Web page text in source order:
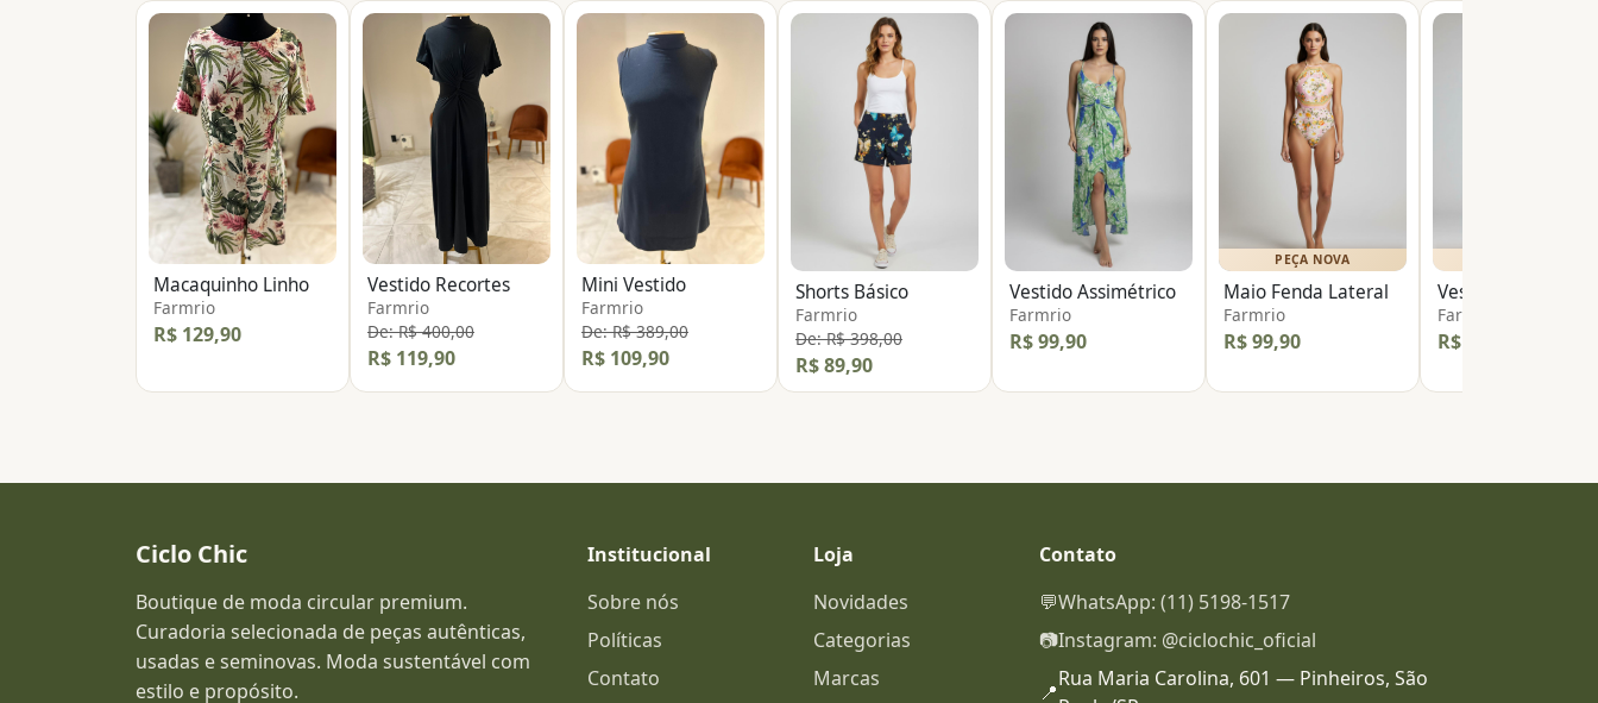
Macaquinho Linho
Farmrio
R$ 129,90
Vestido Recortes
Farmrio
De: R$ 400,00
R$ 119,90
Mini Vestido
Farmrio
De: R$ 389,00
R$ 109,90
Shorts Básico
Farmrio
De: R$ 398,00
R$ 89,90
Vestido Assimétrico
Farmrio
R$ 99,90
PEÇA NOVA
Maio Fenda Lateral
Farmrio
R$ 99,90
Farmrio
R$ 149,90
Ciclo Chic
Boutique de moda circular premium.
Curadoria selecionada de peças autênticas,
usadas e seminovas. Moda sustentável com
estilo e propósito.
Institucional
Sobre nós
Políticas
Contato
Loja
Novidades
Categorias
Marcas
Contato
💬WhatsApp: (11) 5198-1517
📷Instagram: @ciclochic_oficial
📍
Rua Maria Carolina, 601 — Pinheiros, São